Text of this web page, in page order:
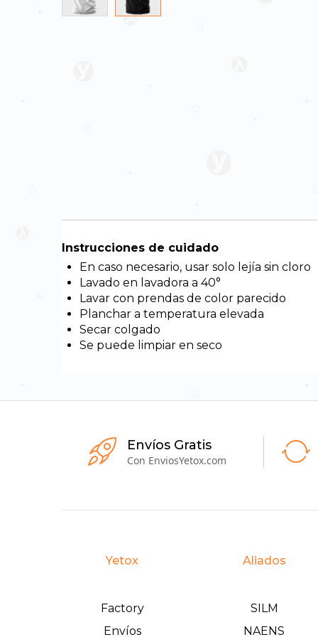
Instrucciones de cuidado
En caso necesario, usar solo lejía sin cloro
Lavado en lavadora a 40°
Lavar con prendas de color parecido
Planchar a temperatura elevada
Secar colgado
Se puede limpiar en seco
Envíos Gratis
Con EnviosYetox.com
Yetox
Factory
Envíos
Aliados
SILM
NAENS